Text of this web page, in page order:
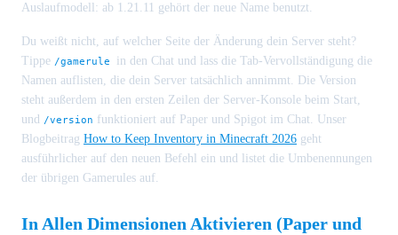
Auslaufmodell: ab 1.21.11 gehört der neue Name benutzt.
Du weißt nicht, auf welcher Seite der Änderung dein Server steht?
Tippe /gamerule in den Chat und lass die Tab-Vervollständigung die
Namen auflisten, die dein Server tatsächlich annimmt. Die Version
steht außerdem in den ersten Zeilen der Server-Konsole beim Start,
und /version funktioniert auf Paper und Spigot im Chat. Unser
Blogbeitrag How to Keep Inventory in Minecraft 2026 geht
ausführlicher auf den neuen Befehl ein und listet die Umbenennungen
der übrigen Gamerules auf.
In Allen Dimensionen Aktivieren (Paper und